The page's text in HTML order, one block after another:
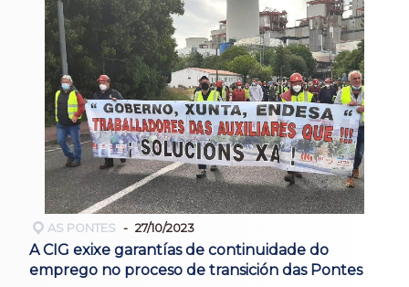
AS PONTES 27/10/2023
A CIG exixe garantías de continuidade do
emprego no proceso de transición das Pontes